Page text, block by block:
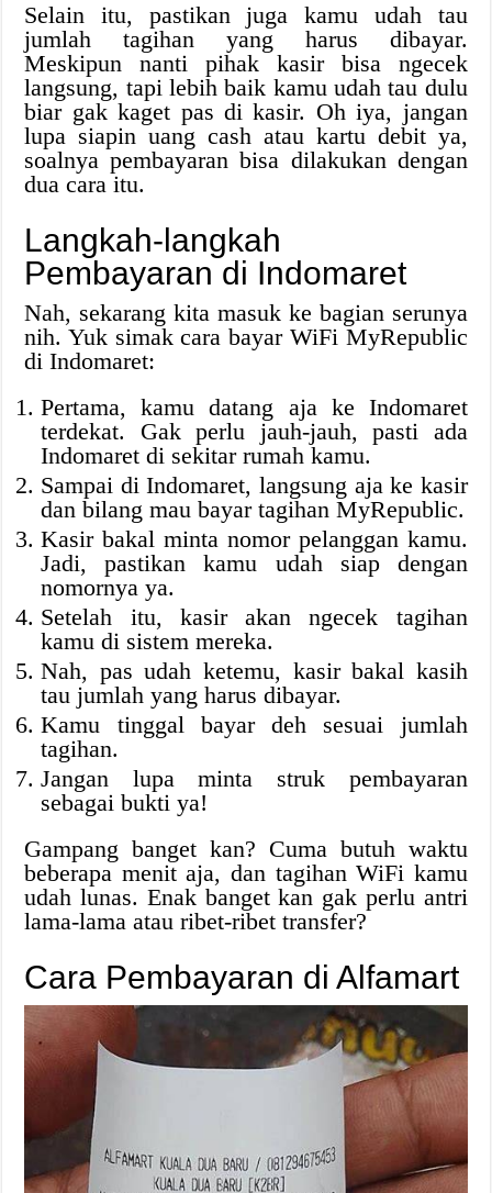
Selain itu, pastikan juga kamu udah tau
jumlah tagihan yang harus dibayar.
Meskipun nanti pihak kasir bisa ngecek
langsung, tapi lebih baik kamu udah tau dulu
biar gak kaget pas di kasir. Oh iya, jangan
lupa siapin uang cash atau kartu debit ya,
soalnya pembayaran bisa dilakukan dengan
dua cara itu.
Langkah-langkah
Pembayaran di Indomaret
Nah, sekarang kita masuk ke bagian serunya
nih. Yuk simak cara bayar WiFi MyRepublic
di Indomaret:
Pertama, kamu datang aja ke Indomaret
terdekat. Gak perlu jauh-jauh, pasti ada
Indomaret di sekitar rumah kamu.
Sampai di Indomaret, langsung aja ke kasir
dan bilang mau bayar tagihan MyRepublic.
Kasir bakal minta nomor pelanggan kamu.
Jadi, pastikan kamu udah siap dengan
nomornya ya.
Setelah itu, kasir akan ngecek tagihan
kamu di sistem mereka.
Nah, pas udah ketemu, kasir bakal kasih
tau jumlah yang harus dibayar.
Kamu tinggal bayar deh sesuai jumlah
tagihan.
Jangan lupa minta struk pembayaran
sebagai bukti ya!
Gampang banget kan? Cuma butuh waktu
beberapa menit aja, dan tagihan WiFi kamu
udah lunas. Enak banget kan gak perlu antri
lama-lama atau ribet-ribet transfer?
Cara Pembayaran di Alfamart